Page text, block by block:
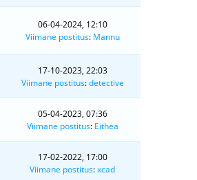
06-04-2024, 12:10
Viimane postitus: Mannu
17-10-2023, 22:03
Viimane postitus:detective
05-04-2023, 07:36
Viimane postitus: Eithea
17-02-2022, 17:00
Viimane postitus:xcad